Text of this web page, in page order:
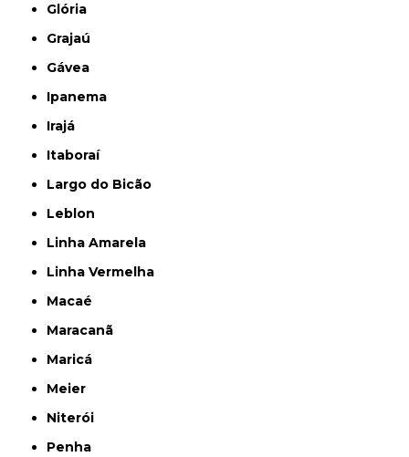
Glória
Grajaú
Gávea
Ipanema
Irajá
Itaboraí
Largo do Bicão
Leblon
Linha Amarela
Linha Vermelha
Macaé
Maracanã
Maricá
Meier
Niterói
Penha